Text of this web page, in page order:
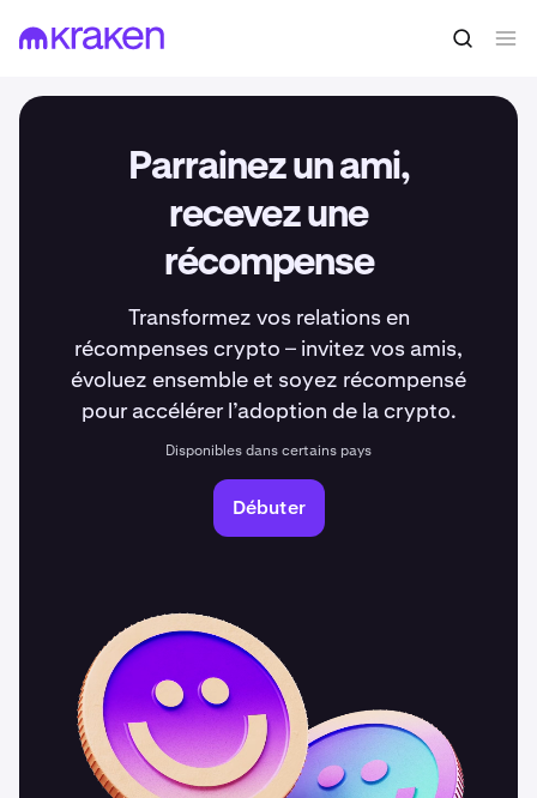
Parrainez un ami,
recevez une
récompense
Transformez vos relations en
récompenses crypto – invitez vos amis,
évoluez ensemble et soyez récompensé
pour accélérer l’adoption de la crypto.
Disponibles dans certains pays
Débuter